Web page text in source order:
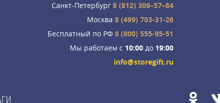
Санкт-Петербург 8 (812) 309–57–84
Москва 8 (499) 703-31-26
Бесплатный по РФ 8 (800) 555-95-51
Мы работаем с 10:00 до 19:00
info@storegift.ru